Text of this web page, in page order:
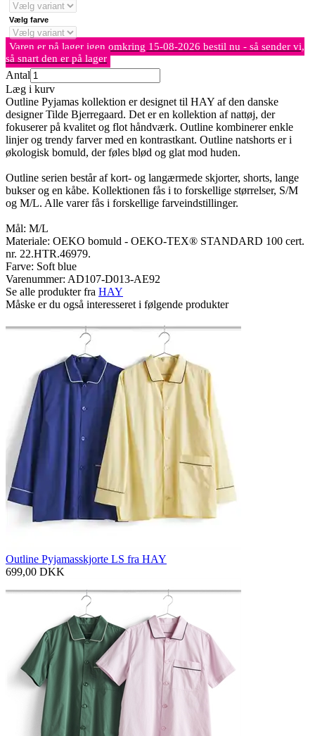
Vælg farve
Varen er på lager igen omkring 15-08-2026 bestil nu - så sender vi,
så snart den er på lager
Antal
Læg i kurv
Outline Pyjamas kollektion er designet til HAY af den danske
designer Tilde Bjerregaard. Det er en kollektion af nattøj, der
fokuserer på kvalitet og flot håndværk. Outline kombinerer enkle
linjer og trendy farver med en kontrastkant. Outline natshorts er i
økologisk bomuld, der føles blød og glat mod huden.
Outline serien består af kort- og langærmede skjorter, shorts, lange
bukser og en kåbe. Kollektionen fås i to forskellige størrelser, S/M
og M/L. Alle varer fås i forskellige farveindstillinger.
Mål: M/L
Materiale: OEKO bomuld - OEKO-TEX® STANDARD 100 cert.
nr. 22.HTR.46979.
Farve: Soft blue
Varenummer: AD107-D013-AE92
Se alle produkter fra HAY
Måske er du også interesseret i følgende produkter
Outline Pyjamasskjorte LS fra HAY
699,00 DKK